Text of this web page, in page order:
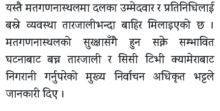
यस्तै मतगणनास्थलमा दलका उम्मेदवार र प्रतिनिधिलाई
बस्ने व्यवस्था तारजालीभन्दा बाहिर मिलाइएको छ ।
मतगणनास्थलको सुरक्षासँगै हुन सक्ने सम्भावित
घटनाबाट बच्न तारजाली र सिसी टिभी क्यामेराबाट
निगरानी गर्नुपरेको मुख्य निर्वाचन अधिकृत भट्टले
जानकारी दिए ।